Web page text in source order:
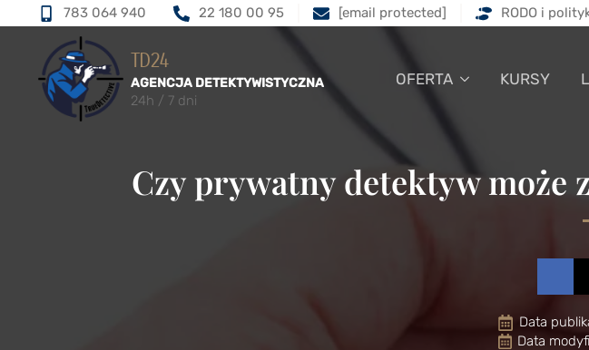
783 064 940 22 180 00 95 [email protected] RODO i
TD24
AGENCJA DETEKTYWISTYCZNA
24h / 7 dni
OFERTA KURSY
Czy prywatny detektyw może
Data
Data